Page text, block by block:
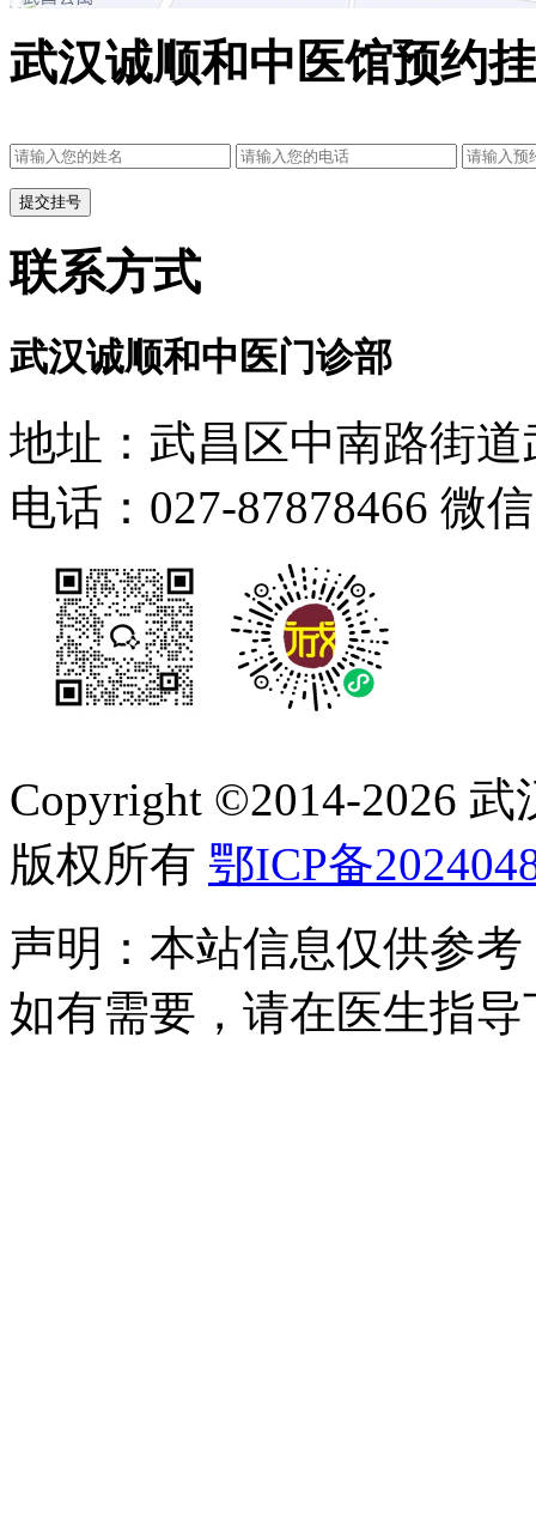
武汉诚顺和中医馆预约
联系方式
武汉诚顺和中医门诊部
地址：武昌区中南路街
电话：027-87878466 微
Copyright ©2014-2026
版权所有 鄂ICP备
声明：本站信息仅供参
如有需要，请在医生指